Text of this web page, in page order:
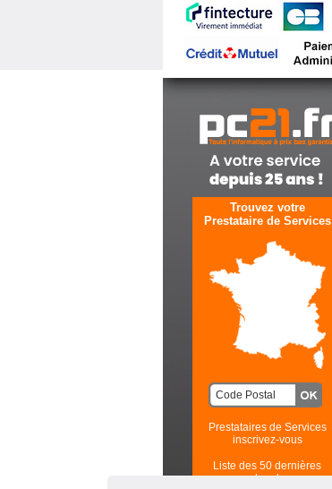
Trouvez votre
Prestataire de Services
Prestataires de Services
inscrivez-vous
Liste des 50 dernières
recherches